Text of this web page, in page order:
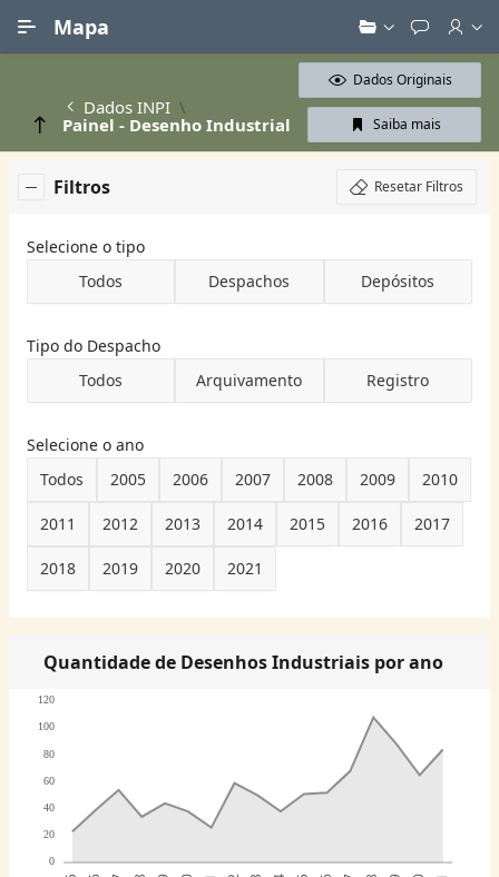
Mapa
Dados INPI
Painel - Desenho Industrial
Dados Originais
Saiba mais
Filtros Resetar Filtros
Selecione o tipo
Todos
Despachos Depósitos
Tipo do Despacho
Todos
Arquivamento Registro
Selecione o ano
Todos
2005 2006 2007 2008 2009 2010
2011 2012 2013 2014 2015 2016 2017
2018 2019 2020 2021
Quantidade de Desenhos Industriais por ano
0
20
40
60
80
100
120